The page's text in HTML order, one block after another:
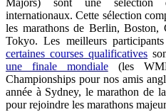
internationaux. Cette sélection
les marathons de Berlin,
Tokyo. Les meilleurs
certaines courses qualificatives
une finale mondiale(les
Championships pour nos amis
année à Sydney, le marathon de
pour rejoindre les marathons